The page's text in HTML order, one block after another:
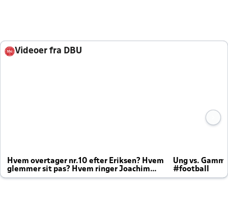
Videoer fra DBU
Hvem overtager nr.10 efter Eriksen? Hvem
glemmer sit pas? Hvem ringer Joachim
altid til efter kampe?
Ung vs.
#football